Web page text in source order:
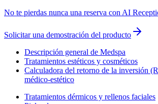
No te pierdas nunca una reserva con AI
Solicitar una demostración del producto
Descripción general de Medspa
Tratamientos estéticos y cosméticos
Calculadora del retorno de la inversión
médico-estético
Tratamientos dérmicos y rellenos faciales